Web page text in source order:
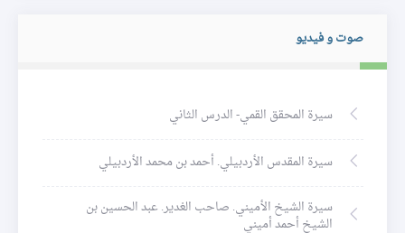
صوت و فيديو
سيرة المحقق القمي- الدرس الثاني
سيرة المقدس الأردبيلي. أحمد بن محمد الأردبيلي
سيرة الشيخ الأميني. صاحب الغدير. عبد الحسين بن
الشيخ أحمد أميني